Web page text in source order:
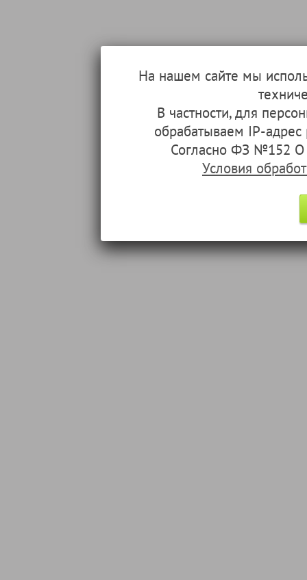
На нашем сайте мы
В частности, для
обрабатываем IP-
Согласно ФЗ №152 О
Условия